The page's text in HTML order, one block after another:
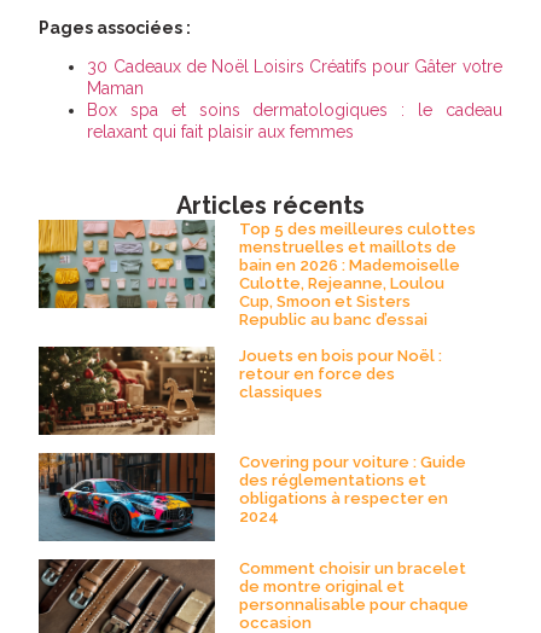
Pages associées :
30 Cadeaux de Noël Loisirs Créatifs pour Gâter votre
Maman
Box spa et soins dermatologiques : le cadeau
relaxant qui fait plaisir aux femmes
Articles récents
Top 5 des meilleures culottes
menstruelles et maillots de
bain en 2026 : Mademoiselle
Culotte, Rejeanne, Loulou
Cup, Smoon et Sisters
Republic au banc d’essai
Jouets en bois pour Noël :
retour en force des
classiques
Covering pour voiture : Guide
des réglementations et
obligations à respecter en
2024
Comment choisir un bracelet
de montre original et
personnalisable pour chaque
occasion